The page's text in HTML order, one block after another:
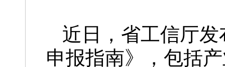
近日，省工信厅
申报指南》，包括